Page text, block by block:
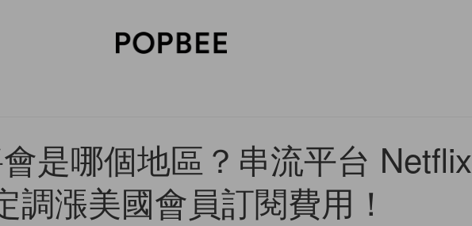
是哪個地區？串流平台 Netflix
調漲美國會員訂閱費用！